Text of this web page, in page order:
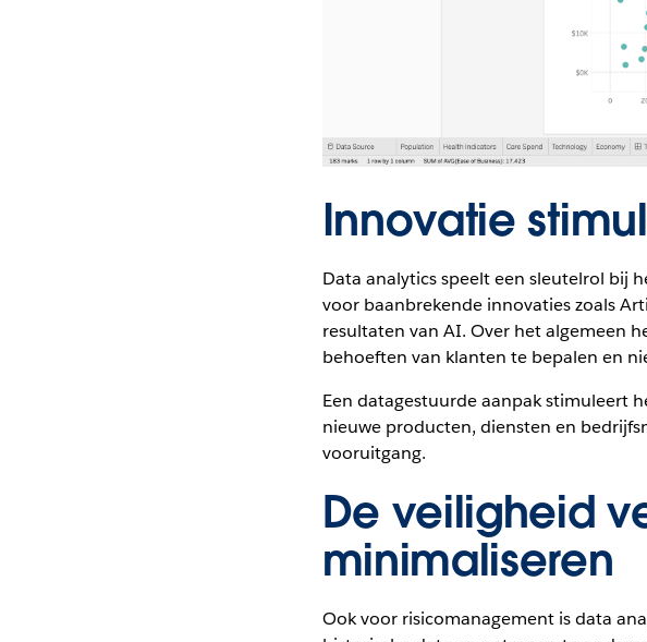
Innovatie
Data analytics speelt een sleutelrol bij
voor baanbrekende innovaties zoals
resultaten van AI. Over het algemeen
behoeften van klanten te bepalen en
Een datagestuurde aanpak stimuleert
nieuwe producten, diensten en
vooruitgang.
De veiligheid
minimaliseren
Ook voor risicomanagement is data